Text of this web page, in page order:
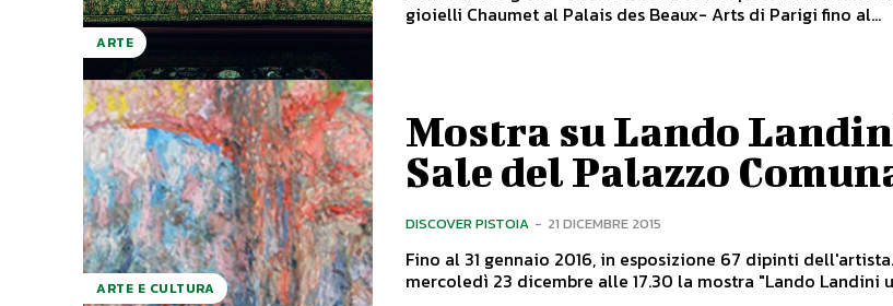
ARTE
gioielli Chaumet al Palais des Beaux- Arts di Parigi fino al...
ARTE E CULTURA
Mostra su Lando
Sale del Palazzo
DISCOVER PISTOIA - 21 DICEMBRE 2015
Fino al 31 gennaio 2016, in esposizione 67 dipinti dell'artista. Inaugura questo
mercoledì 23 dicembre alle 17.30 la mostra "Lando Landini